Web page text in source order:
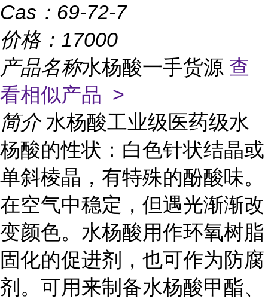
Cas： 69-72-7
价格： 17000
产品名称水杨酸一手货源 查
看相似产品 >
简介 水杨酸工业级医药级水
杨酸的性状：白色针状结晶或
单斜棱晶，有特殊的酚酸味。
在空气中稳定，但遇光渐渐改
变颜色。水杨酸用作环氧树脂
固化的促进剂，也可作为防腐
剂。可用来制备水杨酸甲酯、